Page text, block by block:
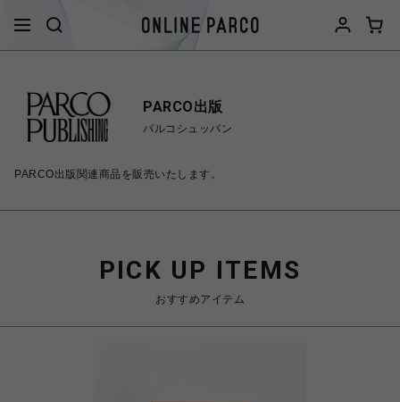
PARCO出版
パルコシュッパン
PARCO出版関連商品を販売いたします。
PICK UP ITEMS
おすすめアイテム